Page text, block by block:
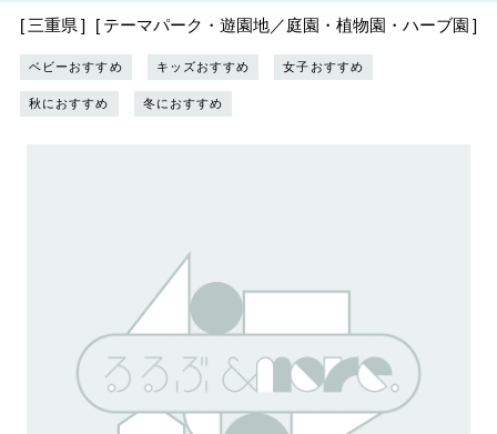
三重県 テーマパーク・遊園地／庭園・植物園・ハーブ園
ベビーおすすめ キッズおすすめ 女子おすすめ
秋におすすめ 冬におすすめ